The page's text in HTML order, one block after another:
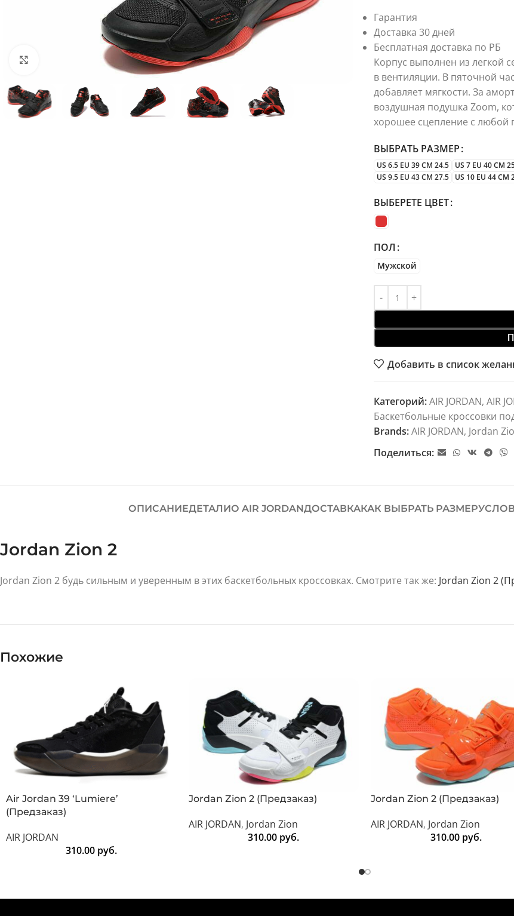
Нажмите, чтобы увеличить
Гарантия
Доставка 30 дней
Бесплатная доставка по РБ
Корпус выполнен из легкой
в вентиляции. В пяточной
добавляет мягкости. За
воздушная подушка Zoom,
хорошее сцепление с любой
ВЫБРАТЬ РАЗМЕР
US 6.5 EU 39 CM 24.5 US 7 EU 40 CM
US 9.5 EU 43 CM 27.5
US 10 EU 44 CM
ВЫБЕРЕТЕ ЦВЕТ
ПОЛ
Мужской
Добавить в список
Категорий:AIR JORDAN, AIR
Баскетбольные кроссовки
Brands:AIR JORDAN, Jordan
Поделиться:
ОПИСАНИЕДЕТАЛИО AIR JORDANДОСТАВКАКАК ВЫБРАТЬ РАЗМЕР
Jordan Zion 2
Jordan Zion 2 будь сильным и уверенным в этих баскетбольных кроссовках. Смотрите так же: Jordan Zion 2
Похожие
Air Jordan 39 ‘Lumiere’
(Предзаказ)
AIR JORDAN
310.00 руб.
Jordan Zion 2 (Предзаказ)
AIR JORDAN, Jordan Zion
310.00 руб.
Jordan Zion 2 (Предзаказ)
AIR JORDAN, Jordan Zion
310.00 руб.